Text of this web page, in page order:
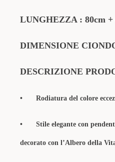
LUNGHEZZA : 80cm +
DIMENSIONE
DESCRIZIONE
• Rodiatura del colore
• Stile elegante con
decorato con l’Albero della